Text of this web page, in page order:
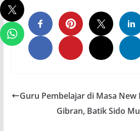
Guru Pembelajar di Masa New
Gibran, Batik Sido